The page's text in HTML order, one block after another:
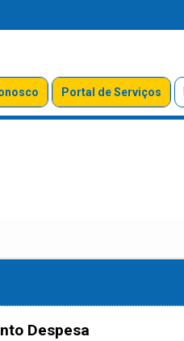
Portal de Serviços
Despesa